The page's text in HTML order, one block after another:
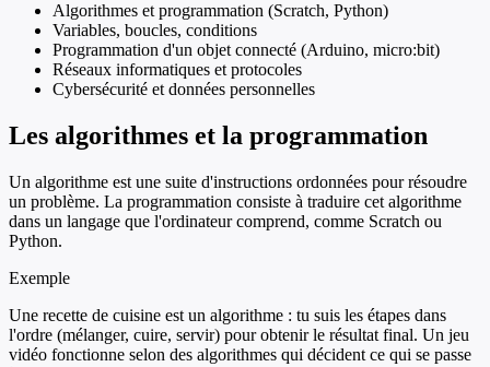
Algorithmes et programmation (Scratch, Python)
Variables, boucles, conditions
Programmation d'un objet connecté (Arduino, micro:bit)
Réseaux informatiques et protocoles
Cybersécurité et données personnelles
Les algorithmes et la programmation
Un algorithme est une suite d'instructions ordonnées pour résoudre
un problème. La programmation consiste à traduire cet algorithme
dans un langage que l'ordinateur comprend, comme Scratch ou
Python.
Exemple
Une recette de cuisine est un algorithme : tu suis les étapes dans
l'ordre (mélanger, cuire, servir) pour obtenir le résultat final. Un jeu
vidéo fonctionne selon des algorithmes qui décident ce qui se passe